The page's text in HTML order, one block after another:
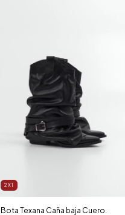
2X1
Bota Texana Caña baja Cuero.